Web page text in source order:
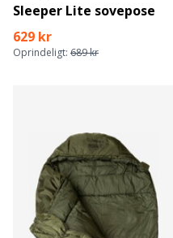
Sleeper Lite sovepose
629 kr
Oprindeligt: 689 kr